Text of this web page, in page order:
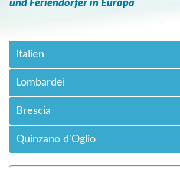
und Feriendörfer in Europa
Italien
Lombardei
Brescia
Quinzano d'Oglio